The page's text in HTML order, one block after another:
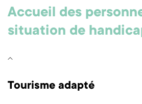
Accueil des
situation de
Tourisme adapté